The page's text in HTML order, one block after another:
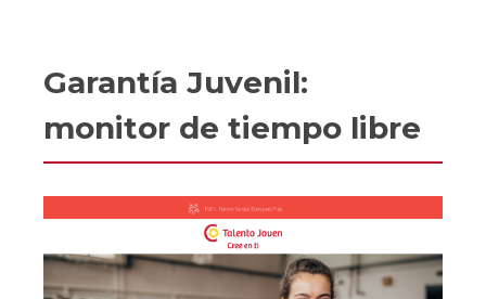
Garantía Juvenil:
monitor de tiempo libre